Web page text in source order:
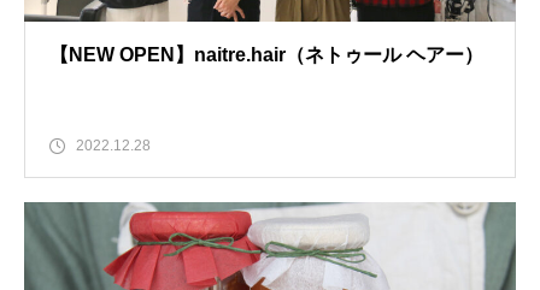
【NEW OPEN】naitre.hair（ネトゥール ヘアー）
2022.12.28